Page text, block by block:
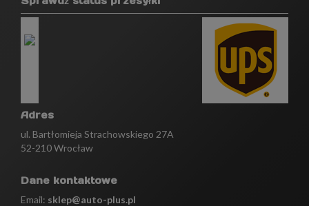
Adres
ul. Bartłomieja Strachowskiego 27A
52-210 Wrocław
Dane kontaktowe
Email: sklep@auto-plus.pl